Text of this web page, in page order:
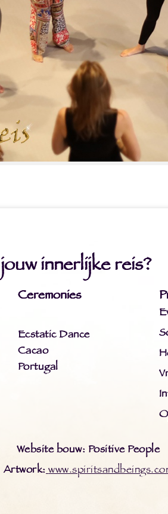
innerlijke reis?
Ceremonies
Ecstatic Dance
Cacao
Portugal
Website bouw: Positive People
Artwork: